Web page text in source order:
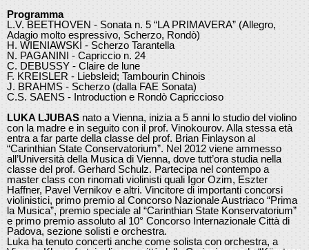
Programma
L.V. BEETHOVEN - Sonata n. 5 “LA PRIMAVERA” (Allegro,
Adagio molto espressivo, Scherzo, Rondò)
H. WIENIAWSKI - Scherzo Tarantella
N. PAGANINI - Capriccio n. 24
C. DEBUSSY - Claire de lune
F. KREISLER - Liebsleid; Tambourin Chinois
J. BRAHMS - Scherzo (dalla FAE Sonata)
C.S. SAENS - Introduction e Rondò Capriccioso
LUKA LJUBAS nato a Vienna, inizia a 5 anni lo studio del violino
con la madre e in seguito con il prof. Vinokourov. Alla stessa età
entra a far parte della classe del prof. Brian Finlayson al
“Carinthian State Conservatorium”. Nel 2012 viene ammesso
all’Università della Musica di Vienna, dove tutt’ora studia nella
classe del prof. Gerhard Schulz. Partecipa nel contempo a
master class con rinomati violinisti quali Igor Ozim, Eszter
Haffner, Pavel Vernikov e altri. Vincitore di importanti concorsi
violinistici, primo premio al Concorso Nazionale Austriaco “Prima
la Musica”, premio speciale al “Carinthian State Konservatorium”
e primo premio assoluto al 10° Concorso Internazionale Città di
Padova, sezione solisti e orchestra.
Luka ha tenuto concerti anche come solista con orchestra, a